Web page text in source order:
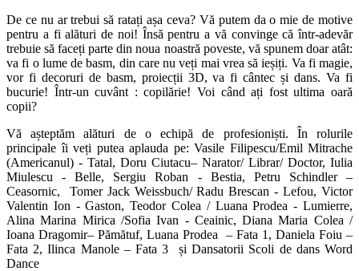
De ce nu ar trebui să ratați așa ceva? Vă putem da o mie de motive
pentru a fi alături de noi! Însă pentru a vă convinge că într-adevăr
trebuie să faceți parte din noua noastră poveste, vă spunem doar atât:
va fi o lume de basm, din care nu veți mai vrea să ieșiți. Va fi magie,
vor fi decoruri de basm, proiecții 3D, va fi cântec și dans. Va fi
bucurie! Într-un cuvânt : copilărie! Voi când ați fost ultima oară
copii?
Vă așteptăm alături de o echipă de profesioniști. În rolurile
principale îi veți putea aplauda pe: Vasile Filipescu/Emil Mitrache
(Americanul) - Tatal, Doru Ciutacu– Narator/ Librar/ Doctor, Iulia
Miulescu - Belle, Sergiu Roban - Bestia, Petru Schindler –
Ceasornic, Tomer Jack Weissbuch/ Radu Brescan - Lefou, Victor
Valentin Ion - Gaston, Teodor Colea / Luana Prodea - Lumierre,
Alina Marina Mirica /Sofia Ivan - Ceainic, Diana Maria Colea /
Ioana Dragomir– Pămătuf, Luana Prodea – Fata 1, Daniela Foiu –
Fata 2, Ilinca Manole – Fata 3 și Dansatorii Scoli de dans Word
Dance